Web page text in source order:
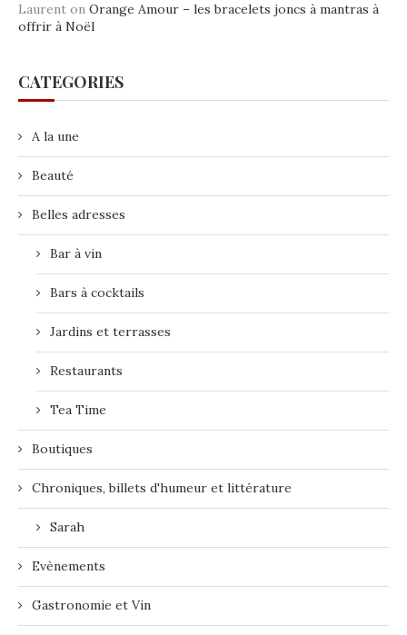
Laurent on Orange Amour – les bracelets joncs à mantras à
offrir à Noël
CATEGORIES
A la une
Beauté
Belles adresses
Bar à vin
Bars à cocktails
Jardins et terrasses
Restaurants
Tea Time
Boutiques
Chroniques, billets d'humeur et littérature
Sarah
Evènements
Gastronomie et Vin